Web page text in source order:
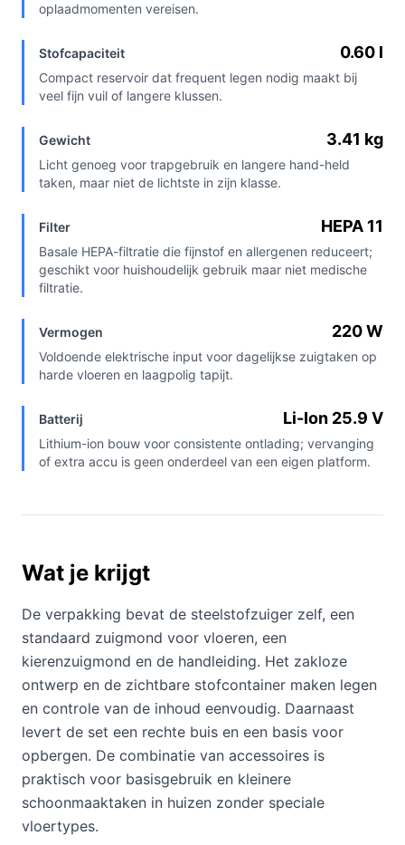
oplaadmomenten vereisen.
Stofcapaciteit 0.60 l
Compact reservoir dat frequent legen nodig maakt bij
veel fijn vuil of langere klussen.
Gewicht 3.41 kg
Licht genoeg voor trapgebruik en langere hand-held
taken, maar niet de lichtste in zijn klasse.
Filter HEPA 11
Basale HEPA-filtratie die fijnstof en allergenen reduceert;
geschikt voor huishoudelijk gebruik maar niet medische
filtratie.
Vermogen 220 W
Voldoende elektrische input voor dagelijkse zuigtaken op
harde vloeren en laagpolig tapijt.
Batterij Li-Ion 25.9 V
Lithium-ion bouw voor consistente ontlading; vervanging
of extra accu is geen onderdeel van een eigen platform.
Wat je krijgt
De verpakking bevat de steelstofzuiger zelf, een
standaard zuigmond voor vloeren, een
kierenzuigmond en de handleiding. Het zakloze
ontwerp en de zichtbare stofcontainer maken legen
en controle van de inhoud eenvoudig. Daarnaast
levert de set een rechte buis en een basis voor
opbergen. De combinatie van accessoires is
praktisch voor basisgebruik en kleinere
schoonmaaktaken in huizen zonder speciale
vloertypes.